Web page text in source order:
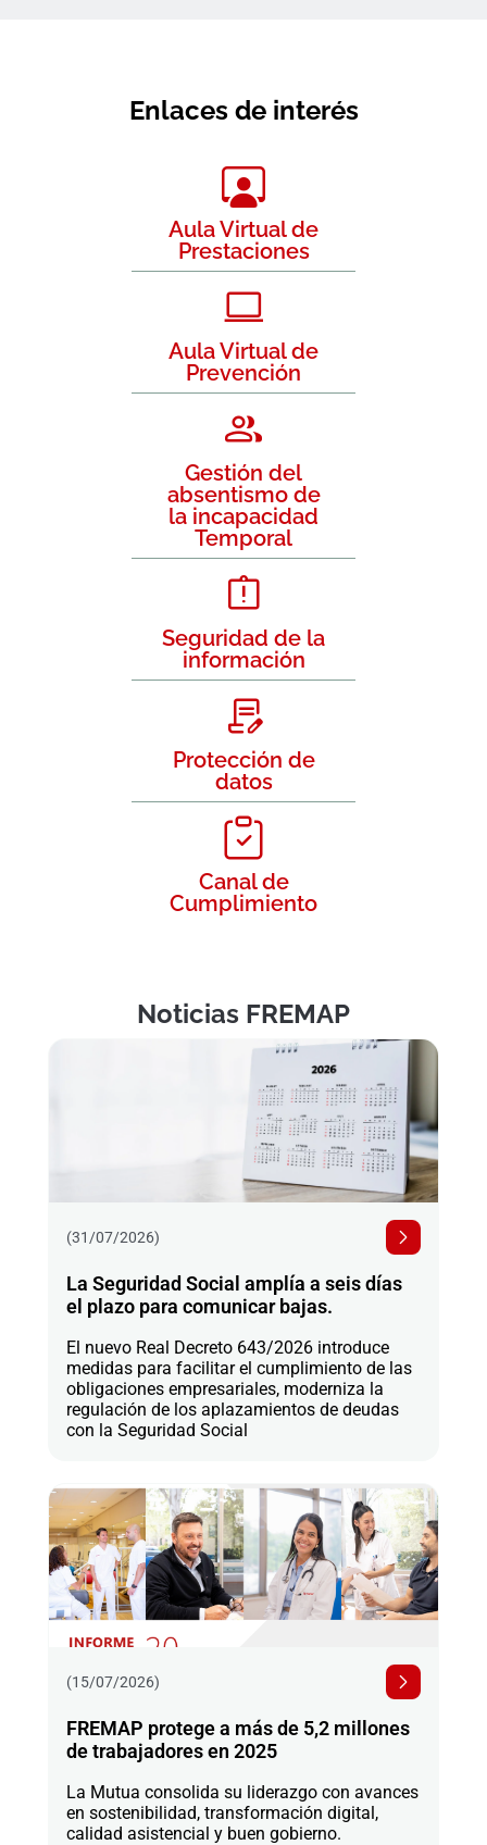
Enlaces de interés
Aula Virtual de
Prestaciones
Aula Virtual de
Prevención
Gestión del
absentismo de
la incapacidad
Temporal
Seguridad de la
información
Protección de
datos
Canal de
Cumplimiento
Noticias FREMAP
(31/07/2026)
La Seguridad Social amplía a seis días
el plazo para comunicar bajas.
El nuevo Real Decreto 643/2026 introduce
medidas para facilitar el cumplimiento de las
obligaciones empresariales, moderniza la
regulación de los aplazamientos de deudas
con la Seguridad Social
(15/07/2026)
FREMAP protege a más de 5,2 millones
de trabajadores en 2025
La Mutua consolida su liderazgo con avances
en sostenibilidad, transformación digital,
calidad asistencial y buen gobierno.